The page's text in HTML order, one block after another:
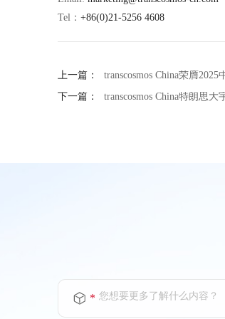
Tel： +86(0)21-5256 4608
上一篇：
transcosmos China荣膺
下一篇：
transcosmos China特朗思
您想要更多了解什么内容？
*